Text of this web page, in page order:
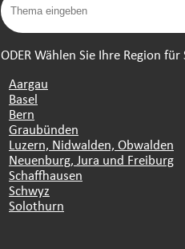
ODER Wählen Sie Ihre Region
Aargau
Basel
Bern
Graubünden
Luzern, Nidwalden, Obwalden
Neuenburg, Jura und Freiburg
Schaffhausen
Schwyz
Solothurn